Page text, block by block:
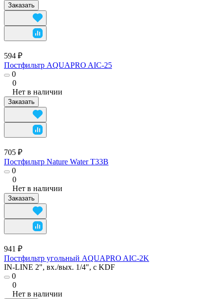
Заказать
594 ₽
Постфильтр AQUAPRO AIC-25
0
0
Нет в наличии
Заказать
705 ₽
Постфильтр Nature Water T33B
0
0
Нет в наличии
Заказать
941 ₽
Постфильтр угольный AQUAPRO AIC-2K
IN-LINE 2", вх./вых. 1/4", с KDF
0
0
Нет в наличии